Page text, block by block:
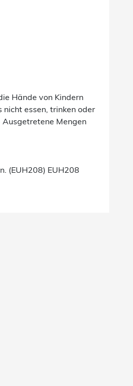
Hände von Kindern
essen, trinken oder
Ausgetretene Mengen
(EUH208) EUH208